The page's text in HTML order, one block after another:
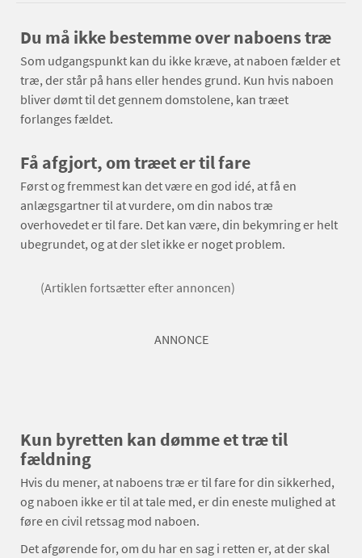
Du må ikke bestemme over naboens træ
Som udgangspunkt kan du ikke kræve, at naboen fælder et
træ, der står på hans eller hendes grund. Kun hvis naboen
bliver dømt til det gennem domstolene, kan træet
forlanges fældet.
Få afgjort, om træet er til fare
Først og fremmest kan det være en god idé, at få en
anlægsgartner til at vurdere, om din nabos træ
overhovedet er til fare. Det kan være, din bekymring er helt
ubegrundet, og at der slet ikke er noget problem.
(Artiklen fortsætter efter annoncen)
ANNONCE
Kun byretten kan dømme et træ til
fældning
Hvis du mener, at naboens træ er til fare for din sikkerhed,
og naboen ikke er til at tale med, er din eneste mulighed at
føre en civil retssag mod naboen.
Det afgørende for, om du har en sag i retten er, at der skal